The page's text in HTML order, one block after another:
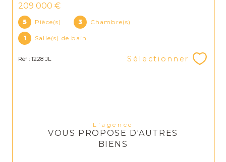
209 000 €
5 Pièce(s) 3 Chambre(s)
1 Salle(s) de bain
Réf : 1228 JL Sélectionner
L'agence
VOUS PROPOSE D'AUTRES
BIENS